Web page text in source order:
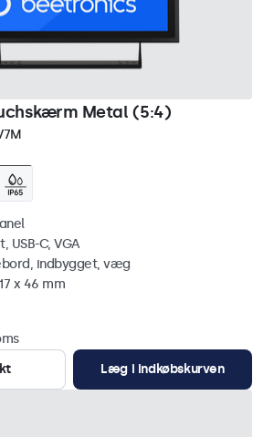
Metal (5:4)
USB-C, VGA
indbygget, væg
x 46 mm
Læg i indkøbskurven